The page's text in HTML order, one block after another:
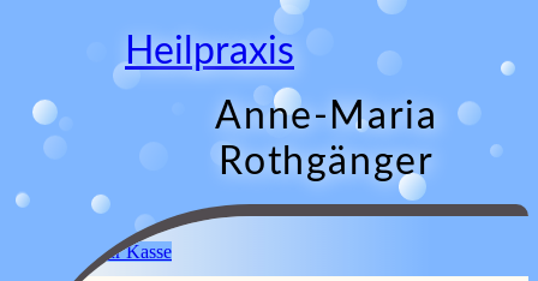
Heilpraxis
Anne-Maria
Rothgänger
Zur Kasse